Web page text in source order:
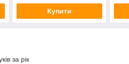
Купити
за рік